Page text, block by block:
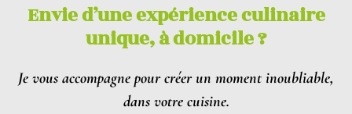
Envie d’une expérience culinaire
unique, à domicile ?
Je vous accompagne pour créer un moment inoubliable,
dans votre cuisine.